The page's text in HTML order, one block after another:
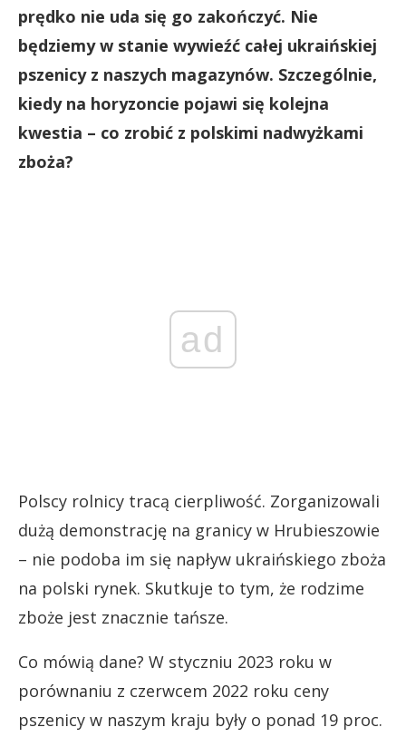
prędko nie uda się go zakończyć. Nie
będziemy w stanie wywieźć całej ukraińskiej
pszenicy z naszych magazynów. Szczególnie,
kiedy na horyzoncie pojawi się kolejna
kwestia – co zrobić z polskimi nadwyżkami
zboża?
ad
Polscy rolnicy tracą cierpliwość. Zorganizowali
dużą demonstrację na granicy w Hrubieszowie
– nie podoba im się napływ ukraińskiego zboża
na polski rynek. Skutkuje to tym, że rodzime
zboże jest znacznie tańsze.
Co mówią dane? W styczniu 2023 roku w
porównaniu z czerwcem 2022 roku ceny
pszenicy w naszym kraju były o ponad 19 proc.